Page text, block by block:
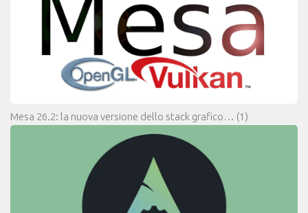
Mesa 26.2: la nuova versione dello stack grafico… (1)